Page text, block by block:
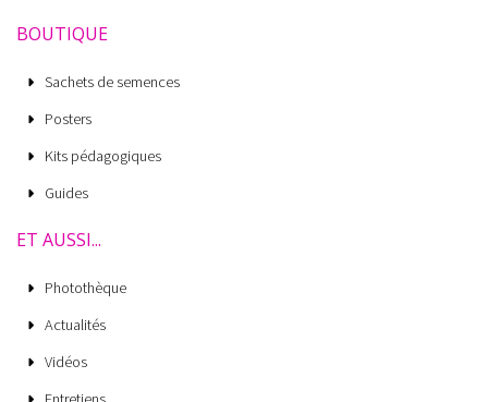
BOUTIQUE
Sachets de semences
Posters
Kits pédagogiques
Guides
ET AUSSI...
Photothèque
Actualités
Vidéos